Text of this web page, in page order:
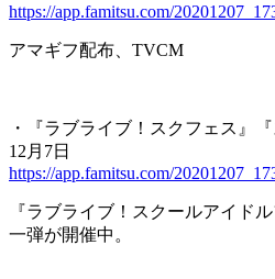
https://app.famitsu.com/
アマギフ配布、TVCM
・『ラブライブ！スクフェス』
12月7日
https://app.famitsu.com/
『ラブライブ！スクールアイド
一弾が開催中。